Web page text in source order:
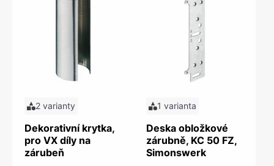
2 varianty
Dekorativní krytka,
pro VX díly na
zárubeň
1 varianta
Deska obložkové
zárubně, KC 50 FZ,
Simonswerk